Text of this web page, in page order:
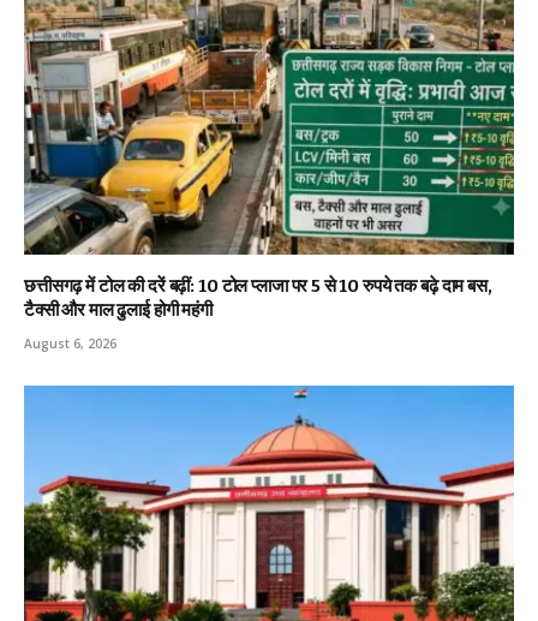
छत्तीसगढ़ में टोल की दरें बढ़ीं: 10 टोल प्लाजा पर 5 से 10 रुपये तक बढ़े दाम बस,
टैक्सी और माल ढुलाई होगी महंगी
August 6, 2026